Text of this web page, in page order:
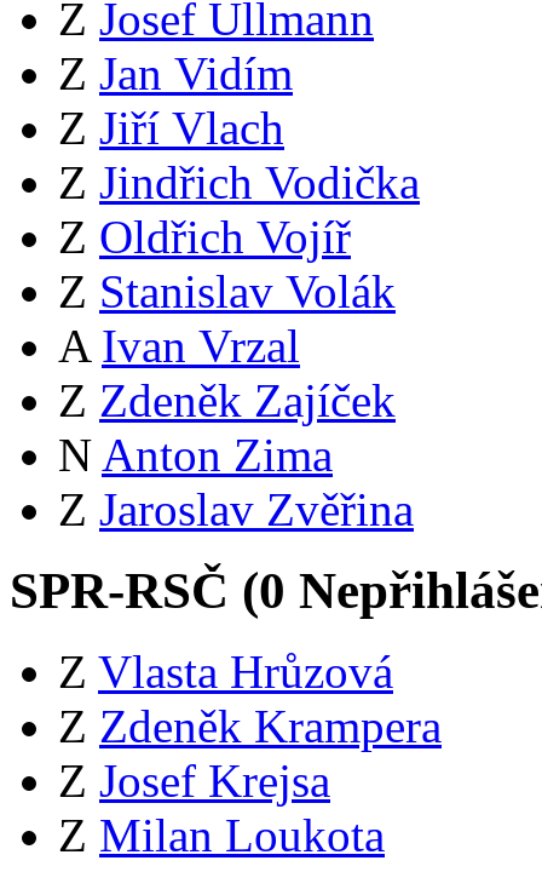
Z Josef Ullmann
Z Jan Vidím
Z Jiří Vlach
Z Jindřich Vodička
Z Oldřich Vojíř
Z Stanislav Volák
A Ivan Vrzal
Z Zdeněk Zajíček
N Anton Zima
Z Jaroslav Zvěřina
SPR-RSČ (0
Z Vlasta Hrůzová
Z Zdeněk Krampera
Z Josef Krejsa
Z Milan Loukota